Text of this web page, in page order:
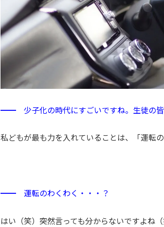
━━ 少子化の時代にすごいですね。生徒の皆
私どもが最も力を入れていることは、「運転
━━ 運転のわくわく・・・？
はい（笑）突然言っても分からないですよね（